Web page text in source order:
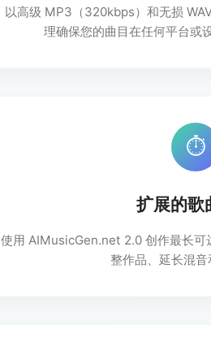
以高级 MP3（320kbps）和无损
理确保您的曲目在任何平台或
⏱️
扩展的歌
使用 AIMusicGen.net 2.0 创作最长可
整作品、延长混音